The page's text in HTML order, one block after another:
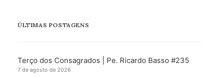
ÚLTIMAS POSTAGENS
Terço dos Consagrados | Pe. Ricardo Basso #235
7 de agosto de 2026